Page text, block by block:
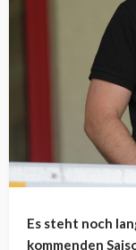
Es steht noch
kommenden